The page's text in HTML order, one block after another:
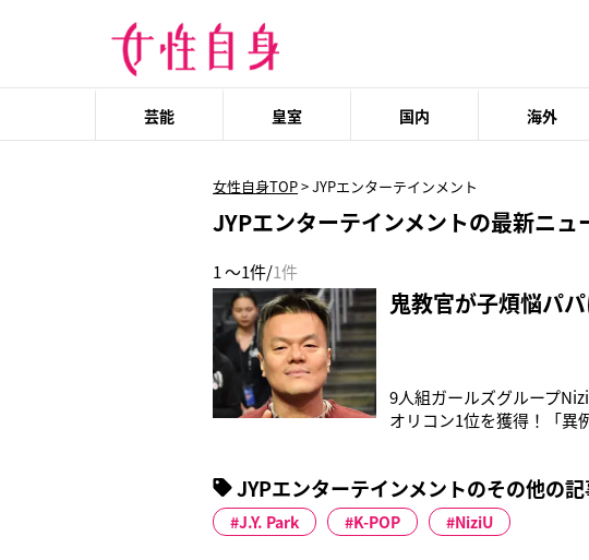
芸能 皇室 国内 海外
女性自身TOP>JYPエンターテインメント
JYPエンターテインメントの最新ニュ
1 ～1件/1件
鬼教官が子煩悩パ
9人組ガールズグループ
オリコン1位を獲得！「異
マ」J.Y. Park（48）だ。
JYPエンターテインメントのその他の
J.Y. Park K-POP NiziU